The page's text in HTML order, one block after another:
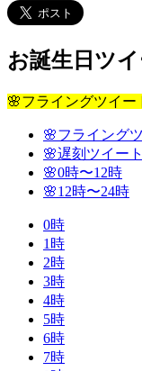
お誕生日ツ
🌸フライングツイー
🌸フライング
🌸遅刻ツイート
🌸0時〜12時
🌸12時〜24時
0時
1 時
2時
3時
4時
5時
6時
7時